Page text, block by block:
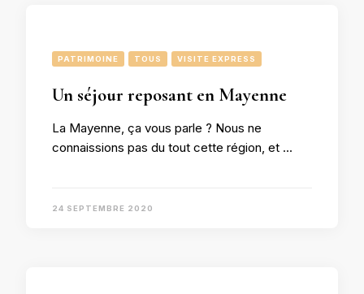
PATRIMOINE TOUS VISITE EXPRESS
Un séjour reposant en Mayenne
La Mayenne, ça vous parle ? Nous ne
connaissions pas du tout cette région, et …
24 SEPTEMBRE 2020